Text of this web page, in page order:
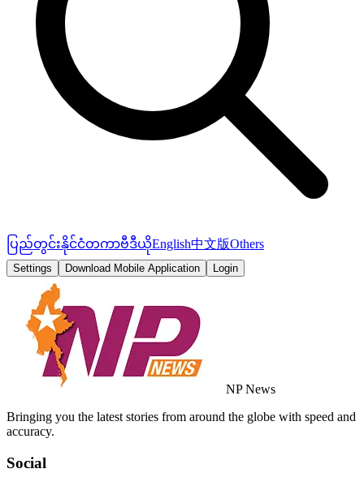
ပြည်တွင်းနိုင်ငံတကာဗီဒီယိုEnglish中文版Others
Settings Download Mobile Application Login
NP News
Bringing you the latest stories from around the globe with speed and
accuracy.
Social